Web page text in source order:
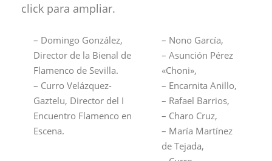
click para ampliar.
– Domingo González,
Director de la Bienal de
Flamenco de Sevilla.
– Curro Velázquez-
Gaztelu, Director del I
Encuentro Flamenco en
Escena.
– Nono García,
– Asunción Pérez
«Choni»,
– Encarnita Anillo,
– Rafael Barrios,
– Charo Cruz,
– María Martínez
de Tejada,